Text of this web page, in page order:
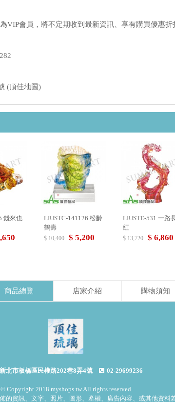
VIP會員，將不定期收到最新資訊、享有購買優惠折
(頂佳地圖)
錢來也
LIUSTC-141126 松齡
鶴壽
$ 10,400 $ 5,200
LIUSTE-531 一路
紅
$ 13,720 $ 6,860
商品總覽 店家介紹 購物須知
新北市板橋區民權路202巷8弄4號 02-29699236
© Copyright 2018 myshops.tw All rights reserved
資訊、文字、照片、圖形、產權、廣告內容、或其他資